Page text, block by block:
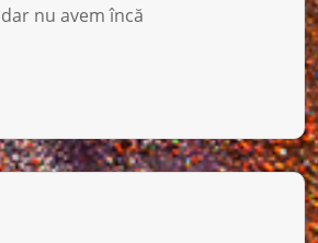
nu avem încă